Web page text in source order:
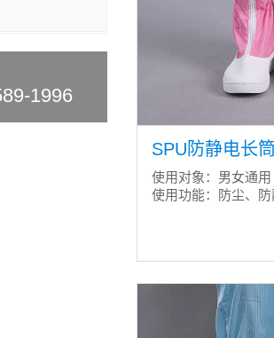
1996
SPU防静电长
使用对象：男女通用
使用功能：防尘、防